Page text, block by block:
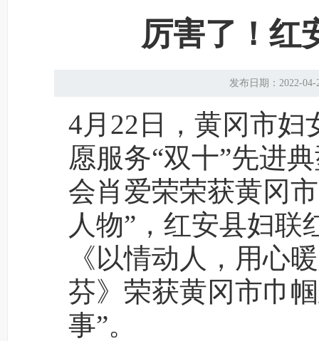
厉害了！红
发布日期：2022-
4月22日，黄冈市妇
愿服务“双十”先进
会肖爱荣荣获黄冈
人物”，红安县妇联
《以情动人，用心
芬》荣获黄冈市巾
事”。